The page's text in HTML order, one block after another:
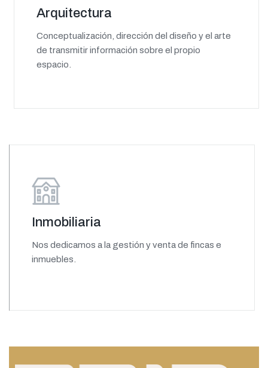
Arquitectura
Conceptualización, dirección del diseño y el arte
de transmitir información sobre el propio
espacio.
Inmobiliaria
Nos dedicamos a la gestión y venta de fincas e
inmuebles.